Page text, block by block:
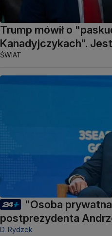
Trump mówił o
Kanadyjczykach".
ŚWIAT
"Osoba
postprezydenta
D. Rydzek